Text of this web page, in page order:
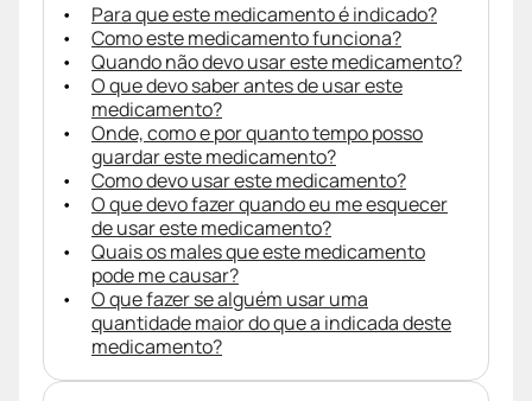
Para que este medicamento é indicado?
Como este medicamento funciona?
Quando não devo usar este medicamento?
O que devo saber antes de usar este
medicamento?
Onde, como e por quanto tempo posso
guardar este medicamento?
Como devo usar este medicamento?
O que devo fazer quando eu me esquecer
de usar este medicamento?
Quais os males que este medicamento
pode me causar?
O que fazer se alguém usar uma
quantidade maior do que a indicada deste
medicamento?